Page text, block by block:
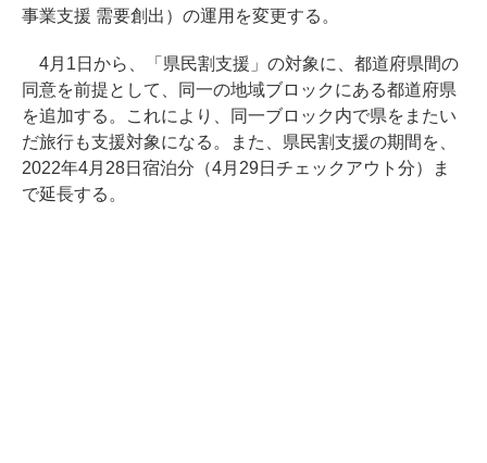
事業支援 需要創出）の運用を変更する。
4月1日から、「県民割支援」の対象に、都道府県間の
同意を前提として、同一の地域ブロックにある都道府県
を追加する。これにより、同一ブロック内で県をまたい
だ旅行も支援対象になる。また、県民割支援の期間を、
2022年4月28日宿泊分（4月29日チェックアウト分）ま
で延長する。